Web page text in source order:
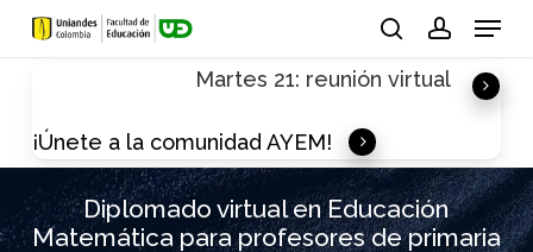
Skip
Menu
Martes 21: reunión virtual
¡Únete a la comunidad AYEM!
Diplomado virtual en Educación
Matemática para profesores de primaria